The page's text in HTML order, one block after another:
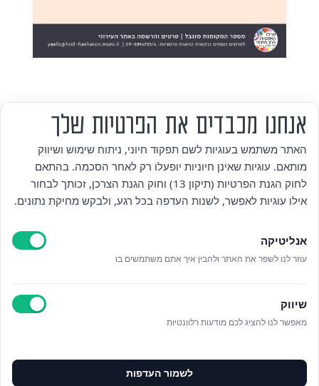
לפרטים נוספים בטלפון/הודעה
אזור אישי
מדיניות פרטיות
הצהרת נגישות
ניהול עוגיות
אנחנו מכבדים את הפרטיות שלך
האתר משתמש בעוגיות לשם תפקוד חיוני, ניתוח שימוש ושיווק
מותאם. עוגיות שאינן חיוניות יופעלו רק לאחר הסכמה. בהתאם
לחוק הגנת הפרטיות (תיקון 13) וחוק הגנת הצרכן, זכותך לבחור
אילו עוגיות לאפשר, לשנות העדפה בכל רגע, ולבקש מחיקת נתונים.
אנליטיקה
עוזר לנו לשפר את האתר ולהבין איך אתם משתמשים בו
שיווק
מאפשר לנו להציג לכם מודעות רלוונטיות
לשמור העדפות